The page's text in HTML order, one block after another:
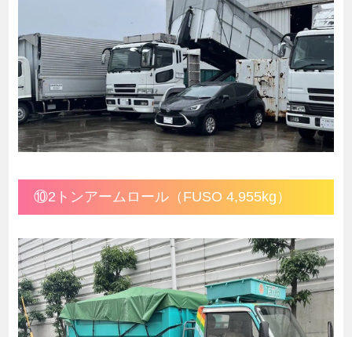
⑩2トンアームロール（FUSO 4,955kg）